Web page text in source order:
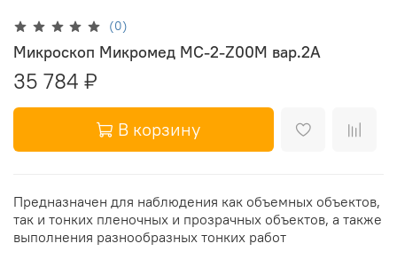
(0)
Микроскоп Микромед MC-2-Z00M вар.2А
35 784 ₽
В корзину
Предназначен для наблюдения как объемных объектов,
так и тонких пленочных и прозрачных объектов, а также
выполнения разнообразных тонких работ